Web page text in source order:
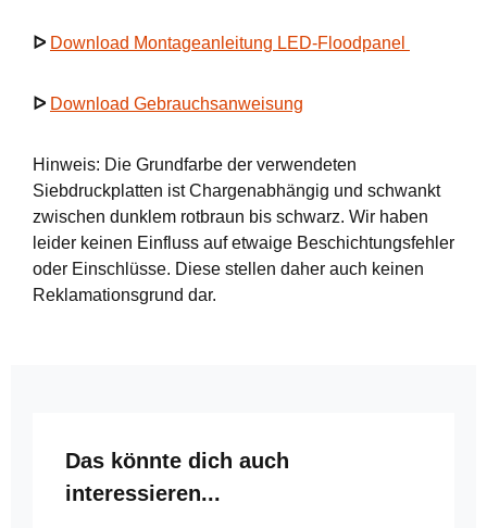
ᐅ Download Montageanleitung LED-Floodpanel
ᐅ Download Gebrauchsanweisung
Hinweis: Die Grundfarbe der verwendeten
Siebdruckplatten ist Chargenabhängig und schwankt
zwischen dunklem rotbraun bis schwarz. Wir haben
leider keinen Einfluss auf etwaige Beschichtungsfehler
oder Einschlüsse. Diese stellen daher auch keinen
Reklamationsgrund dar.
Produktgalerie überspringen
Das könnte dich auch
interessieren...